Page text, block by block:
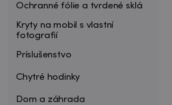
Ochranné fólie a tvrdené sklá
Kryty na mobil s vlastní
fotografií
Príslušenstvo
Chytré hodinky
Dom a záhrada